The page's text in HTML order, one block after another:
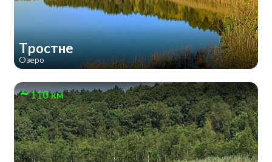
Тростне
Озеро
110 км